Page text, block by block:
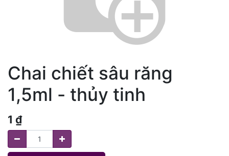
Chai chiết sâu răng
1,5ml - thủy tinh
1 ₫